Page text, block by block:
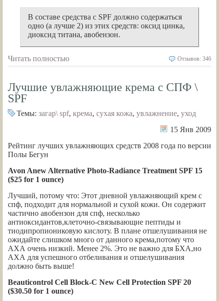
В составе средства с SPF должно содержаться
одно (а лучше 2) из этих средств: оксид цинка,
диоксид титана, авобензон.
Читать полностью Отзывов: 346
Лучшие увлажняющие крема с СПФ \
SPF
Темы: загар\ spf, крема, сухая кожа, увлажнение, уход
15 Янв 2009
Рейтинг лучших увлажняющих средств 2008 года по версии
Полы Бегун
Avon Anew Alternative Photo-Radiance Treatment SPF 15
($25 for 1 ounce)
Лучший, потому что: Этот дневной увлажняющий крем с
спф, подходит для нормальной и сухой кожи. Он содержит
частично авобензон для спф, несколько
антиоксидантов,клеточно-связывающие пептиды и
тиодипропиониковую кислоту. В плане отшелушивания не
ожидайте слишком много от данного крема,потому что
АХА очень низкий. Менее 2%. Это не важно для БХА,но
АХА для успешного отбеливания и отшелушивания
должно быть выше!
Beauticontrol Cell Block-C New Cell Protection SPF 20
($30.50 for 1 ounce)